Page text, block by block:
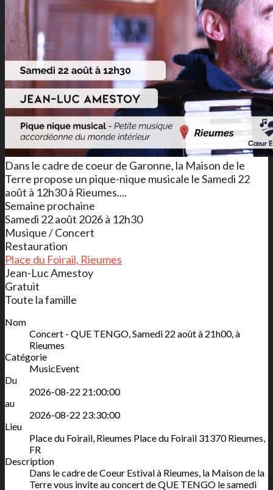
Dans le cadre de coeur de Garonne, la Maison de le
Terre propose un pique-nique musicale le Samedi 22
août à 12h30 à Rieumes....
Semaine prochaine
Samedi 22 août 2026 à 12h30
Musique / Concert
Restauration
Place du Foirail, Rieumes
Jean-Luc Amestoy
Gratuit
Toute la famille
Nom
Concert - QUE TENGO, Samedi 22 août à 21h00, à
Rieumes
Catégorie
MusicEvent
Du
2026-08-22 21:00:00
au
2026-08-22 23:30:00
Lieu
Place du Foirail, Rieumes Place du Foirail 31370 Rieumes,
FR
Description
Dans le cadre de Coeur Estival à Rieumes, la Maison de la
Terre vous invite au concert de QUE TENGO le samedi